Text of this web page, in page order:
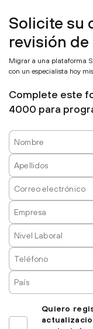
Solicite su
revisión
Migrar a una plataforma
con un especialista hoy
Complete este
4000 para
Quiero